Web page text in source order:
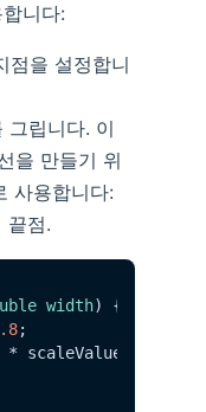
니다:
점을 설정합니
그립니다. 이
을 만들기 위
사용합니다:
끝점.
width) {
;
* scaleValue;